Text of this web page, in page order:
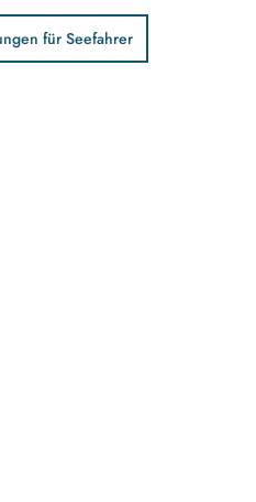
für Seefahrer